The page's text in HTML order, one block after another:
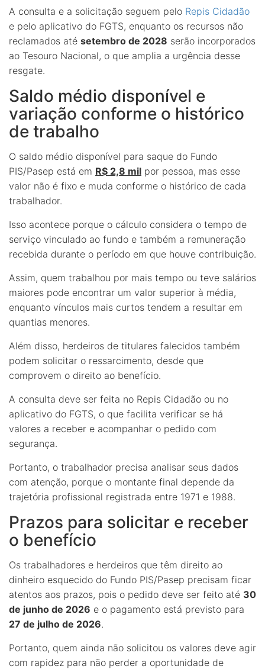
A consulta e a solicitação seguem pelo Repis Cidadão
e pelo aplicativo do FGTS, enquanto os recursos não
reclamados até setembro de 2028 serão incorporados
ao Tesouro Nacional, o que amplia a urgência desse
resgate.
Saldo médio disponível e
variação conforme o histórico
de trabalho
O saldo médio disponível para saque do Fundo
PIS/Pasep está em R$ 2,8 mil por pessoa, mas esse
valor não é fixo e muda conforme o histórico de cada
trabalhador.
Isso acontece porque o cálculo considera o tempo de
serviço vinculado ao fundo e também a remuneração
recebida durante o período em que houve contribuição.
Assim, quem trabalhou por mais tempo ou teve salários
maiores pode encontrar um valor superior à média,
enquanto vínculos mais curtos tendem a resultar em
quantias menores.
Além disso, herdeiros de titulares falecidos também
podem solicitar o ressarcimento, desde que
comprovem o direito ao benefício.
A consulta deve ser feita no Repis Cidadão ou no
aplicativo do FGTS, o que facilita verificar se há
valores a receber e acompanhar o pedido com
segurança.
Portanto, o trabalhador precisa analisar seus dados
com atenção, porque o montante final depende da
trajetória profissional registrada entre 1971 e 1988.
Prazos para solicitar e receber
o benefício
Os trabalhadores e herdeiros que têm direito ao
dinheiro esquecido do Fundo PIS/Pasep precisam ficar
atentos aos prazos, pois o pedido deve ser feito até 30
de junho de 2026 e o pagamento está previsto para
27 de julho de 2026.
Portanto, quem ainda não solicitou os valores deve agir
com rapidez para não perder a oportunidade de